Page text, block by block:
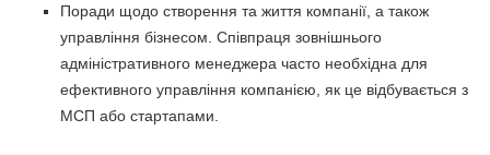
Поради щодо створення та життя компанії, а також
управління бізнесом. Співпраця зовнішнього
адміністративного менеджера часто необхідна для
ефективного управління компанією, як це відбувається з
МСП або стартапами.